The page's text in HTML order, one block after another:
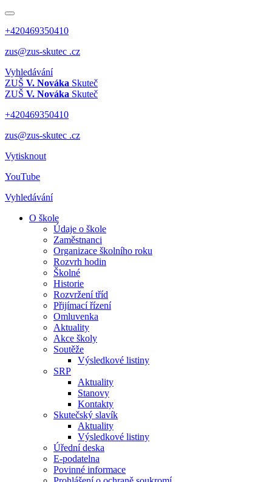
+420469350410
zus@zus-skutec .cz
Vyhledávání
ZUŠ V. Nováka Skuteč
ZUŠ V. Nováka Skuteč
+420469350410
zus@zus-skutec .cz
Vytisknout
YouTube
Vyhledávání
O škole
Údaje o škole
Zaměstnanci
Organizace školního roku
Rozvrh hodin
Školné
Historie
Rozvržení tříd
Přijímací řízení
Omluvenka
Aktuality
Akce školy
Soutěže
Výsledkové listiny
SRP
Aktuality
Stanovy
Kontakty
Skutečský slavík
Aktuality
Výsledkové listiny
Úřední deska
E-podatelna
Povinné informace